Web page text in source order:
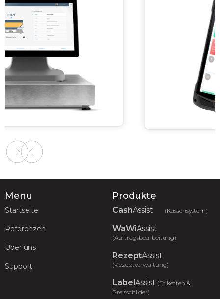
Slide 2 of 2.
Menu
Startseite
Referenzen
Über uns
Support
Produkte
CashAssist (Kassensystem)
WaWiAssist
(Auftragsbearbeitung)
RezeptAssist
(Rezeptverwaltung)
LabelAssist (Etiketten &
Preisschilder)